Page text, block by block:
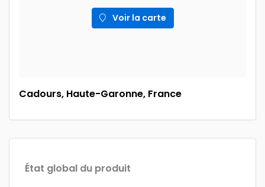
Voir la carte
Cadours, Haute-Garonne, France
État global du produit